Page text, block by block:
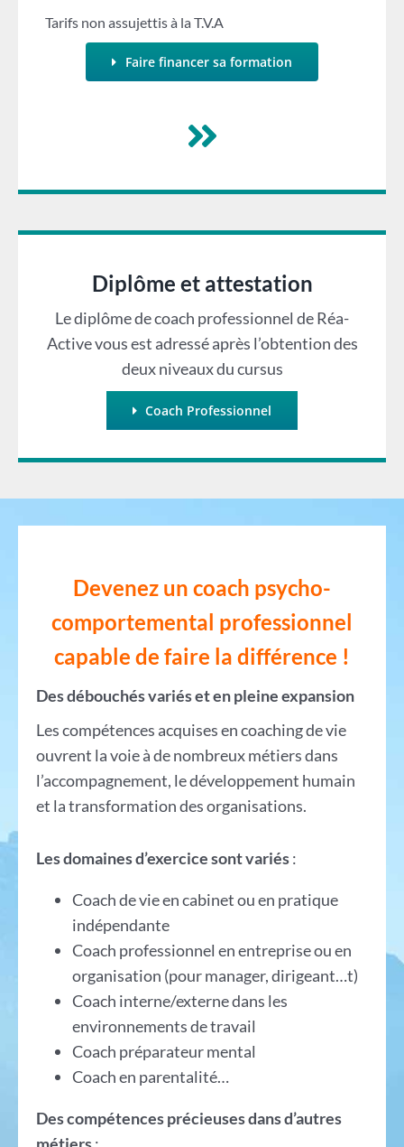
Tarifs non assujettis à la T.V.A
Faire financer sa formation
Diplôme et attestation
Le diplôme de coach professionnel de Réa-
Active vous est adressé après l’obtention des
deux niveaux du cursus
Coach Professionnel
Devenez un coach psycho-
comportemental professionnel
capable de faire la différence !
Des débouchés variés et en pleine expansion
Les compétences acquises en coaching de vie
ouvrent la voie à de nombreux métiers dans
l’accompagnement, le développement humain
et la transformation des organisations.
Les domaines d’exercice sont variés:
Coach de vie en cabinet ou en pratique
indépendante
Coach professionnel en entreprise ou en
organisation (pour manager, dirigeant…t)
Coach interne/externe dans les
environnements de travail
Coach préparateur mental
Coach en parentalité…
Des compétences précieuses dans d’autres